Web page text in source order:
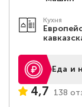
Кухня
Еда и
4,7 138